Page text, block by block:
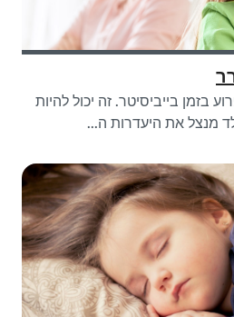
בזמן בייביסיטר. זה יכול להיות
מנצל את היעדרות ה...